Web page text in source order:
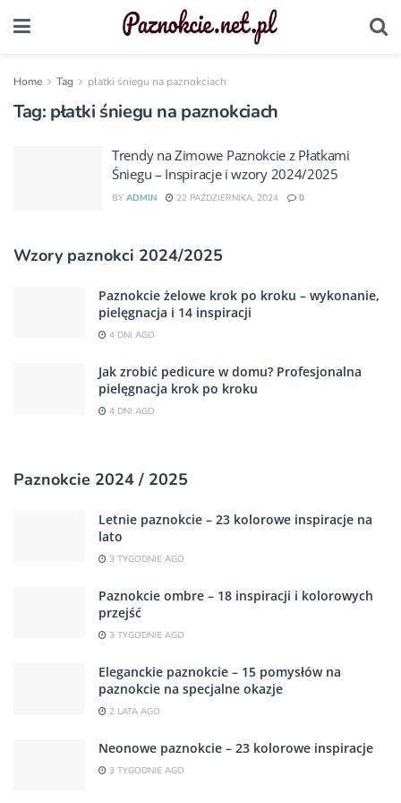
Home Tag płatki śniegu na paznokciach
Tag: płatki śniegu na paznokciach
Trendy na Zimowe Paznokcie z Płatkami
Śniegu – Inspiracje i wzory 2024/2025
BY ADMIN 22 PAŹDZIERNIKA, 2024 0
Wzory paznokci 2024/2025
Paznokcie żelowe krok po kroku – wykonanie,
pielęgnacja i 14 inspiracji
4 DNI AGO
Jak zrobić pedicure w domu? Profesjonalna
pielęgnacja krok po kroku
4 DNI AGO
Paznokcie 2024 / 2025
Letnie paznokcie – 23 kolorowe inspiracje na
lato
3 TYGODNIE AGO
Paznokcie ombre – 18 inspiracji i kolorowych
przejść
3 TYGODNIE AGO
Eleganckie paznokcie – 15 pomysłów na
paznokcie na specjalne okazje
2 LATA AGO
Neonowe paznokcie – 23 kolorowe inspiracje
3 TYGODNIE AGO